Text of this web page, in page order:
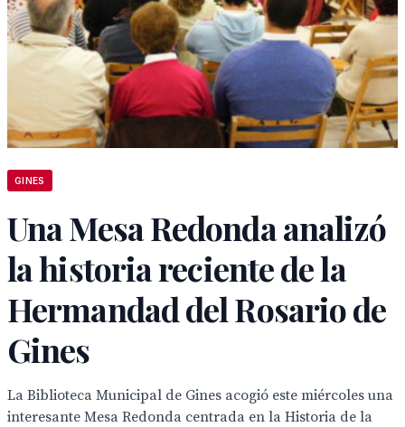
GINES
Una Mesa Redonda analizó
la historia reciente de la
Hermandad del Rosario de
Gines
La Biblioteca Municipal de Gines acogió este miércoles una
interesante Mesa Redonda centrada en la Historia de la